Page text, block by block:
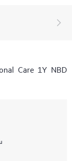
Care 1Y NBD